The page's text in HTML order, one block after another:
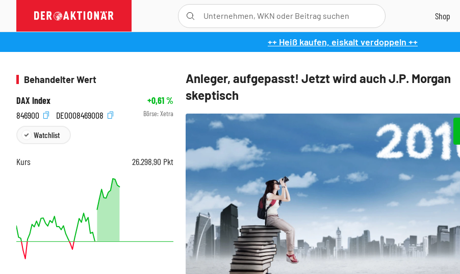
++ Heiß kaufen, eiskalt verdoppeln ++
Anleger, aufgepasst! Jetzt wird auch J.P. Morgan
skeptisch
Behandelter Wert
DAX Index
+0,61%
846900
DE0008469008 Börse: Xetra
Watchlist
Kurs 26.298,90 Pkt